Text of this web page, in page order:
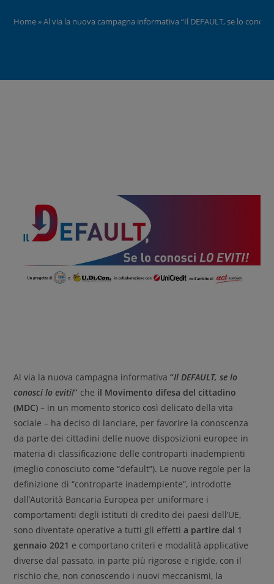
Home»Al via la nuova campagna informativa “Il DEFAULT, se lo
Al via la nuova campagna informativa“Il DEFAULT, se lo
conosci lo eviti!” che il Movimento difesa del cittadino
(MDC) – in un momento storico così delicato della vita
sociale – ha deciso di lanciare, per favorire la conoscenza
da parte dei cittadini delle nuove disposizioni europee in
materia di classificazione delle controparti inadempienti
(meglio conosciuto come “default”). Le nuove regole per la
definizione di “controparte inadempiente”, introdotte
dall’Autorità Bancaria Europea per uniformare i
comportamenti degli istituti di credito dei paesi dell’UE,
sono diventate operative a tutti gli effettia partire dal 1
gennaio 2021 e comportano criteri e modalità applicative
diverse dal passato, in parte più rigorose e rigide, con il
rischio che, non conoscendo i nuovi meccanismi, la